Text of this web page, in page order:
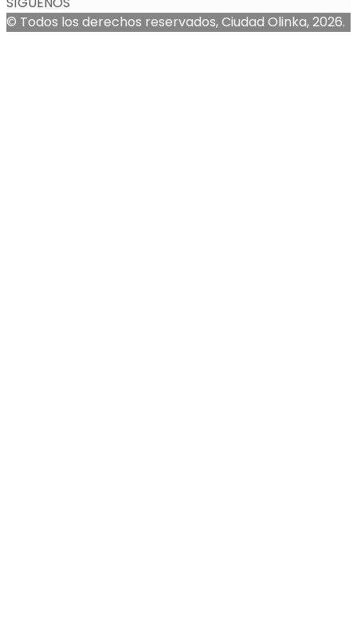
© Todos los derechos reservados, Ciudad Olinka, 2026.